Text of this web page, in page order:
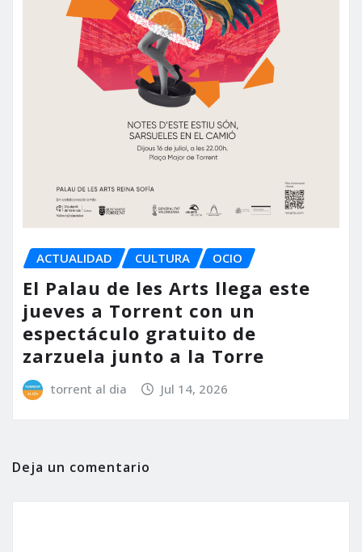
ACTUALIDAD CULTURA OCIO
El Palau de les Arts llega este
jueves a Torrent con un
espectáculo gratuito de
zarzuela junto a la Torre
torrent al dia Jul 14, 2026
Deja un comentario